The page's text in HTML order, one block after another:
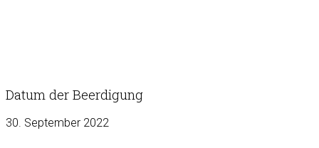
Datum der Beerdigung
30. September 2022